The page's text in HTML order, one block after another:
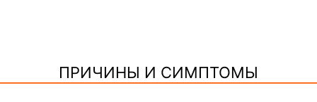
ПРИЧИНЫ И СИМПТОМЫ